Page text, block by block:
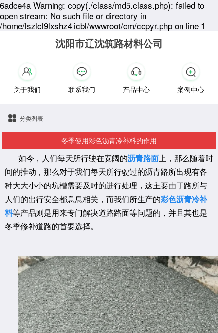
6adce4a Warning: copy(./class/md5.class.php): failed to
open stream: No such file or directory in
/home/lszlcl9lxshz4licbl/wwwroot/dm/copyr.php on line 1
沈阳市辽沈筑路材料公司
关于我们 联系我们 产品中心 案例中心
分类列表
冬季使用彩色沥青冷补料的作用
如今，人们每天所行驶在宽阔的沥青路面 上，那么随着时
间的推动，那么对于我们每天所行驶过的沥青路所出现有各
种大大小小的坑槽需要及时的进行处理，这主要由于路所与
人们的出行安全都息息相关，而我们所生产的彩色沥青冷补
料等产品则是用来专门解决道路路面等问题的，并且其也是
冬季修补道路的首要选择。